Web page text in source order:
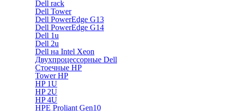
Dell rack
Dell Tower
Dell PowerEdge G13
Dell PowerEdge G14
Dell 1u
Dell 2u
Dell на Intel Xeon
Двухпроцессорные Dell
Стоечные HP
Tower HP
HP 1U
HP 2U
HP 4U
HPE Proliant Gen10